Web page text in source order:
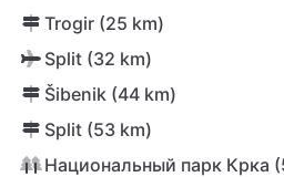
Trogir (25 km)
Split (32 km)
Šibenik (44 km)
Split (53 km)
Национальный парк Крка